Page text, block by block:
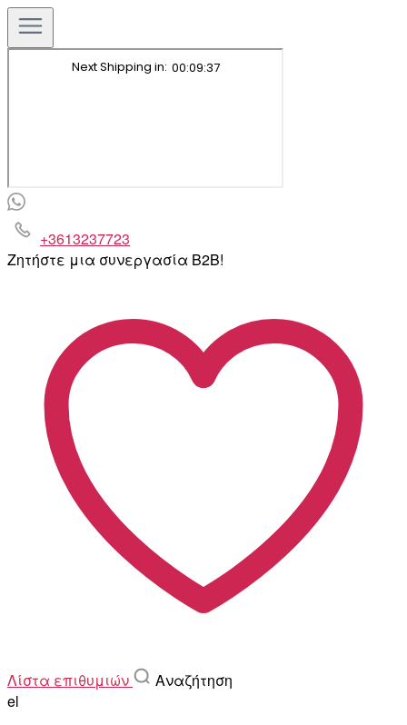
+3613237723
Ζητήστε μια συνεργασία B2B!
Λίστα επιθυμιών
Αναζήτηση
el